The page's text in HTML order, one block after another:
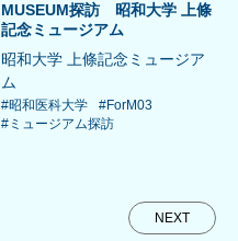
MUSEUM探訪 昭和大学 上條
記念ミュージアム
昭和大学 上條記念ミュージア
ム
#昭和医科大学
#ForM03
#ミュージアム探訪
NEXT